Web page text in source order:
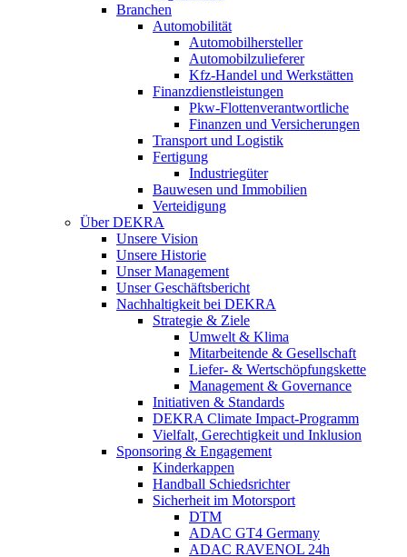
Branchen
Automobilität
Automobilhersteller
Automobilzulieferer
Kfz-Handel und Werkstätten
Finanzdienstleistungen
Pkw‑Flottenverantwortliche
Finanzen und Versicherungen
Transport und Logistik
Fertigung
Industriegüter
Bauwesen und Immobilien
Verteidigung
Über DEKRA
Unsere Vision
Unsere Historie
Unser Management
Unser Geschäftsbericht
Nachhaltigkeit bei DEKRA
Strategie & Ziele
Umwelt & Klima
Mitarbeitende & Gesellschaft
Liefer- & Wertschöpfungskette
Management & Governance
Initiativen & Standards
DEKRA Climate Impact-Programm
Vielfalt, Gerechtigkeit und Inklusion​
Sponsoring & Engagement
Kinderkappen
Handball Schiedsrichter
Sicherheit im Motorsport
DTM
ADAC GT4 Germany
ADAC RAVENOL 24h